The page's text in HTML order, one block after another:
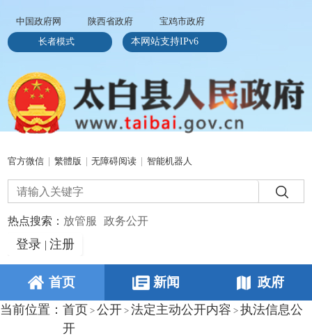
中国政府网 陕西省政府
宝鸡市政府
长者模式
本网站支持IPv6
官方微信 繁體版 无障碍阅读 智能机器人
热点搜索： 放管服 政务公开
登录 注册
首页 新闻 政府
当前位置： 首页 > 公开 > 法定主动公开内容 > 执法信息公
开